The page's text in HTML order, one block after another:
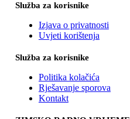
Služba za korisnike
Izjava o privatnosti
Uvjeti korištenja
Služba za korisnike
Politika kolačića
Rješavanje sporova
Kontakt